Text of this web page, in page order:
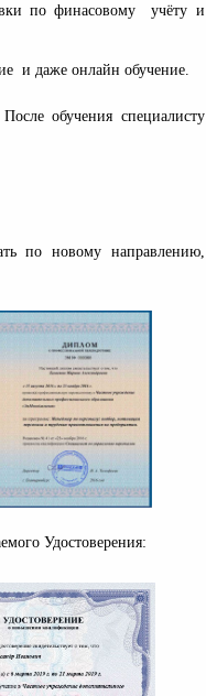
по финасовому учёту и
и даже онлайн обучение.
обучения специалисту
по новому направлению,
Удостоверения: